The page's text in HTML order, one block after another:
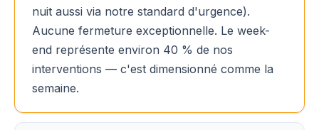
nuit aussi via notre standard d'urgence).
Aucune fermeture exceptionnelle. Le week-
end représente environ 40 % de nos
interventions — c'est dimensionné comme la
semaine.